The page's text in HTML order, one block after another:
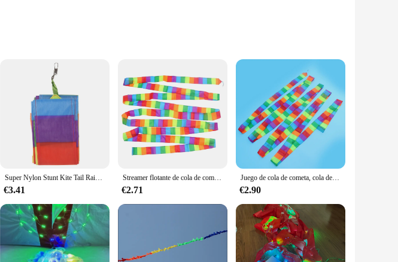
between rocket components. The adhesive is designed to withstand the rigors of launch and
The resilience of our adhesive ensures that your rockets will remain intact during flight, allowing
are the perfect choice for your project. The adhesive is easy to apply, providing a secure
of both beginners and advanced modelers, ensuring that you have everything you need to
and vendor discounts to support those who are passionate about sharing their love for
environment where vendors and suppliers can thrive. With our colas para cometas,
Super Nylon Stunt Kite Tail Rainbow Line Kite accesorio para niños juguete
€3.41
Streamer flotante de cola de cometa al aire libre, accesorios ostentosos, cola giratoria nacarada, Streamer flotante para bricolaje, colgante de cometa, 10 M
€2.71
Juego de cola de cometa, cola de cometa Streamer de 10 M para volar, accesorios para exteriores, colas giratorias flotantes para vuelo
€2.90